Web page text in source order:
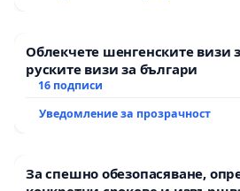
Облекчете шенгенските визи
руските визи за българи
16 подписи
Уведомление за прозрачност
За спешно обезопасяване,